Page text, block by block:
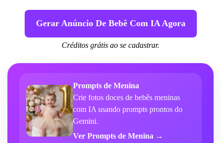
Gerar Anúncio De Bebê Com IA Agora
Créditos grátis ao se cadastrar.
Prompts de Menina
Crie fotos doces de bebês meninas
com IA usando prompts prontos do
Gemini.
Ver Prompts de Menina →